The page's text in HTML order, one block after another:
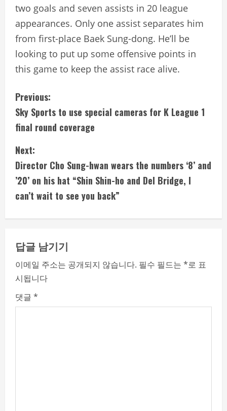
two goals and seven assists in 20 league
appearances. Only one assist separates him
from first-place Baek Sung-dong. He’ll be
looking to put up some offensive points in
this game to keep the assist race alive.
C
o
n
t
i
n
e
R
e
a
Previous:
Sky Sports to use special cameras for K League 1
final round coverage
Next:
Director Cho Sung-hwan wears the numbers ‘8’ and
’20’ on his hat “Shin Shin-ho and Del Bridge, I
can’t wait to see you back”
답글 남기기
이메일 주소는 공개되지 않습니다. 필수 필드는 *로 표
시됩니다
댓글 *